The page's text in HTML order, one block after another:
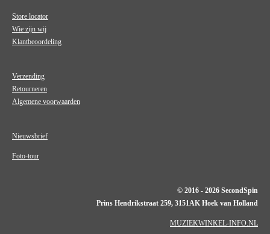
Store locator
Wie zijn wij
Klantbeoordeling
Verzending
Retourneren
Algemene voorwaarden
Nieuwsbrief
Foto-tour
© 2016 - 2026 SecondSpin
Prins Hendrikstraat 259, 3151AK Hoek van Holland
MUZIEKWINKEL-INFO.NL